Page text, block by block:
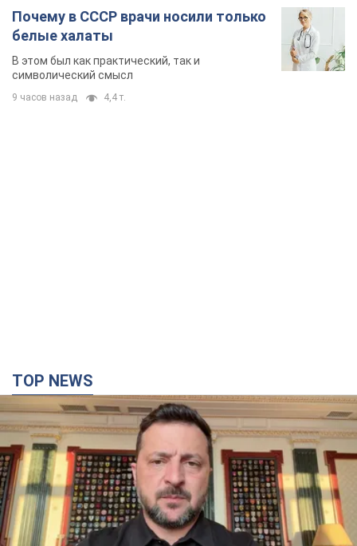
Почему в СССР врачи носили только
белые халаты
В этом был как практический, так и
символический смысл
9 часов назад 4,4 т.
TOP NEWS